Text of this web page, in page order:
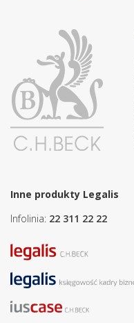
Inne produkty Legalis
Infolinia: 22 311 22 22